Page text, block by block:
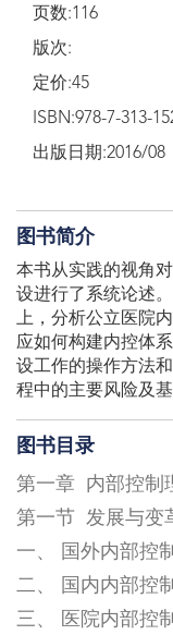
页数:116
版次:
定价:45
ISBN:978-7-313-
出版日期:2016/08
图书简介
本书从实践的视角
设进行了系统论述
上，分析公立医院
应如何构建内控体
设工作的操作方法
程中的主要风险及基
图书目录
第一章 内部控制
第一节 发展与变
一、 国外内部控
二、 国内内部控
三、 医院内部控